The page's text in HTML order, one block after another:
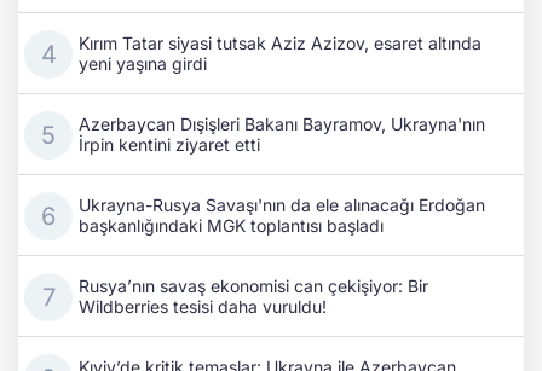
Kırım Tatar siyasi tutsak Aziz Azizov, esaret altında
yeni yaşına girdi
Azerbaycan Dışişleri Bakanı Bayramov, Ukrayna'nın
İrpin kentini ziyaret etti
Ukrayna-Rusya Savaşı'nın da ele alınacağı Erdoğan
başkanlığındaki MGK toplantısı başladı
Rusya’nın savaş ekonomisi can çekişiyor: Bir
Wildberries tesisi daha vuruldu!